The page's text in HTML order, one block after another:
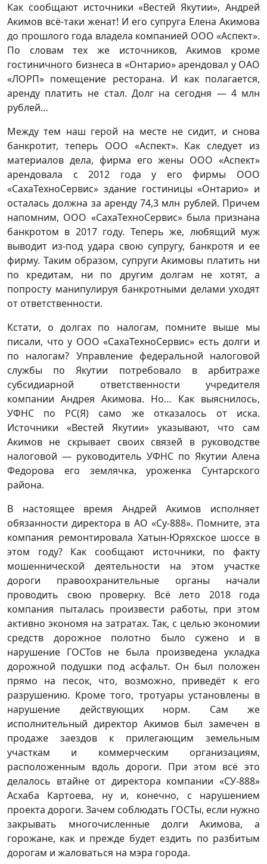
Как сообщают источники «Вестей Якутии», Андрей
Акимов всё-таки женат! И его супруга Елена Акимова
до прошлого года владела компанией ООО «Аспект».
По словам тех же источников, Акимов кроме
гостиничного бизнеса в «Онтарио» арендовал у ОАО
«ЛОРП» помещение ресторана. И как полагается,
аренду платить не стал. Долг на сегодня — 4 млн
рублей…
Между тем наш герой на месте не сидит, и снова
банкротит, теперь ООО «Аспект». Как следует из
материалов дела, фирма его жены ООО «Аспект»
арендовала с 2012 года у его фирмы ООО
«СахаТехноСервис» здание гостиницы «Онтарио» и
осталась должна за аренду 74,3 млн рублей. Причем
напомним, ООО «СахаТехноСервис» была признана
банкротом в 2017 году. Теперь же, любящий муж
выводит из-под удара свою супругу, банкротя и ее
фирму. Таким образом, супруги Акимовы платить ни
по кредитам, ни по другим долгам не хотят, а
попросту манипулируя банкротными делами уходят
от ответственности.
Кстати, о долгах по налогам, помните выше мы
писали, что у ООО «СахаТехноСервис» есть долги и
по налогам? Управление федеральной налоговой
службы по Якутии потребовало в арбитраже
субсидиарной ответственности учредителя
компании Андрея Акимова. Но… Как выяснилось,
УФНС по РС(Я) само же отказалось от иска.
Источники «Вестей Якутии» указывают, что сам
Акимов не скрывает своих связей в руководстве
налоговой — руководитель УФНС по Якутии Алена
Федорова его землячка, уроженка Сунтарского
района.
В настоящее время Андрей Акимов исполняет
обязанности директора в АО «Су-888». Помните, эта
компания ремонтировала Хатын-Юряхское шоссе в
этом году? Как сообщают источники, по факту
мошеннической деятельности на этом участке
дороги правоохранительные органы начали
проводить свою проверку. Всё лето 2018 года
компания пыталась произвести работы, при этом
активно экономя на затратах. Так, с целью экономии
средств дорожное полотно было сужено и в
нарушение ГОСТов не была произведена укладка
дорожной подушки под асфальт. Он был положен
прямо на песок, что, возможно, приведёт к его
разрушению. Кроме того, тротуары установлены в
нарушение действующих норм. Сам же
исполнительный директор Акимов был замечен в
продаже заездов к прилегающим земельным
участкам и коммерческим организациям,
расположенным вдоль дороги. При этом всё это
делалось втайне от директора компании «СУ-888»
Асхаба Картоева, ну и, конечно, с нарушением
проекта дороги. Зачем соблюдать ГОСТы, если нужно
закрывать многочисленные долги Акимова, а
горожане, как и прежде будет ездить по разбитым
дорогам и жаловаться на мэра города.